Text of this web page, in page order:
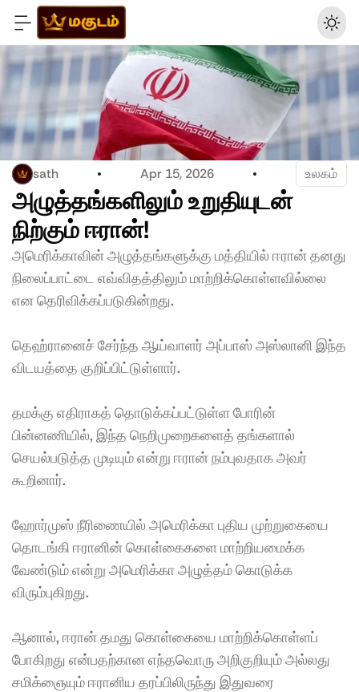
sath Apr 15, 2026 உலகம்
அழுத்தங்களிலும் உறுதியுடன்
நிற்கும் ஈரான்!
அமெரிக்காவின் அழுத்தங்களுக்கு மத்தியில் ஈரான் தனது
நிலைப்பாட்டை எவ்விதத்திலும் மாற்றிக்கொள்ளவில்லை
என தெரிவிக்கப்படுகின்றது.
தெஹ்ரானைச் சேர்ந்த ஆய்வாளர் அப்பாஸ் அஸ்லானி இந்த
விடயத்தை குறிப்பிட்டுள்ளார்.
தமக்கு எதிராகத் தொடுக்கப்பட்டுள்ள போரின்
பின்னணியில், இந்த நெறிமுறைகளைத் தங்களால்
செயல்படுத்த முடியும் என்று ஈரான் நம்புவதாக அவர்
கூறினார்.
ஹோர்முஸ் நீரிணையில் அமெரிக்கா புதிய முற்றுகையை
தொடங்கி ஈரானின் கொள்கைகளை மாற்றியமைக்க
வேண்டும் என்று அமெரிக்கா அழுத்தம் கொடுக்க
விரும்புகிறது.
ஆனால், ஈரான் தமது கொள்கையை மாற்றிக்கொள்ளப்
போகிறது என்பதற்கான எந்தவொரு அறிகுறியும் அல்லது
சமிக்ஞையும் ஈரானிய தரப்பிலிருந்து இதுவரை